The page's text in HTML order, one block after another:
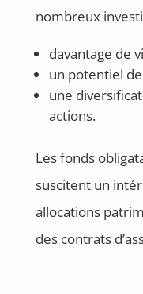
nombreux
davantage de
un potentiel
une
actions.
Les fonds
suscitent un
allocations
des contrats